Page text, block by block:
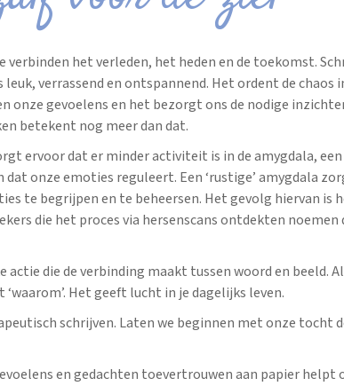
verbinden het verleden, het heden en de toekomst.
verrassend en ontspannend. Het ordent de chaos
onze gevoelens en het bezorgt ons de nodige
betekent nog meer dan dat.
ervoor dat er minder activiteit is in de amygdala, een
onze emoties reguleert. Een ‘rustige’ amygdala
te begrijpen en te beheersen. Het gevolg hiervan is
die het proces via hersenscans ontdekten
actie die de verbinding maakt tussen woord en beeld.
Het geeft lucht in je dagelijks leven.
schrijven. Laten we beginnen met onze tocht
en gedachten toevertrouwen aan papier helpt